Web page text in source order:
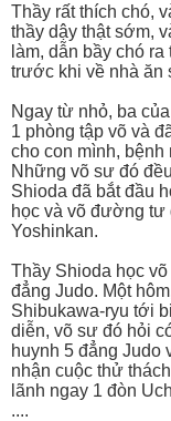
Thầy rất thích chó,
thầy dậy thật sớm,
làm, dẫn bầy chó
trước khi về nhà ăn
Ngay từ nhỏ, ba
1 phòng tập võ và
cho con mình, bệnh
Những võ sư đó
Shioda đã bắt đầu
học và võ đường tư
Yoshinkan.
Thầy Shioda học
đẳng Judo. Một
Shibukawa-ryu tới
diễn, võ sư đó hỏi
huynh 5 đẳng Judo
nhận cuộc thử
lãnh ngay 1 đòn
....